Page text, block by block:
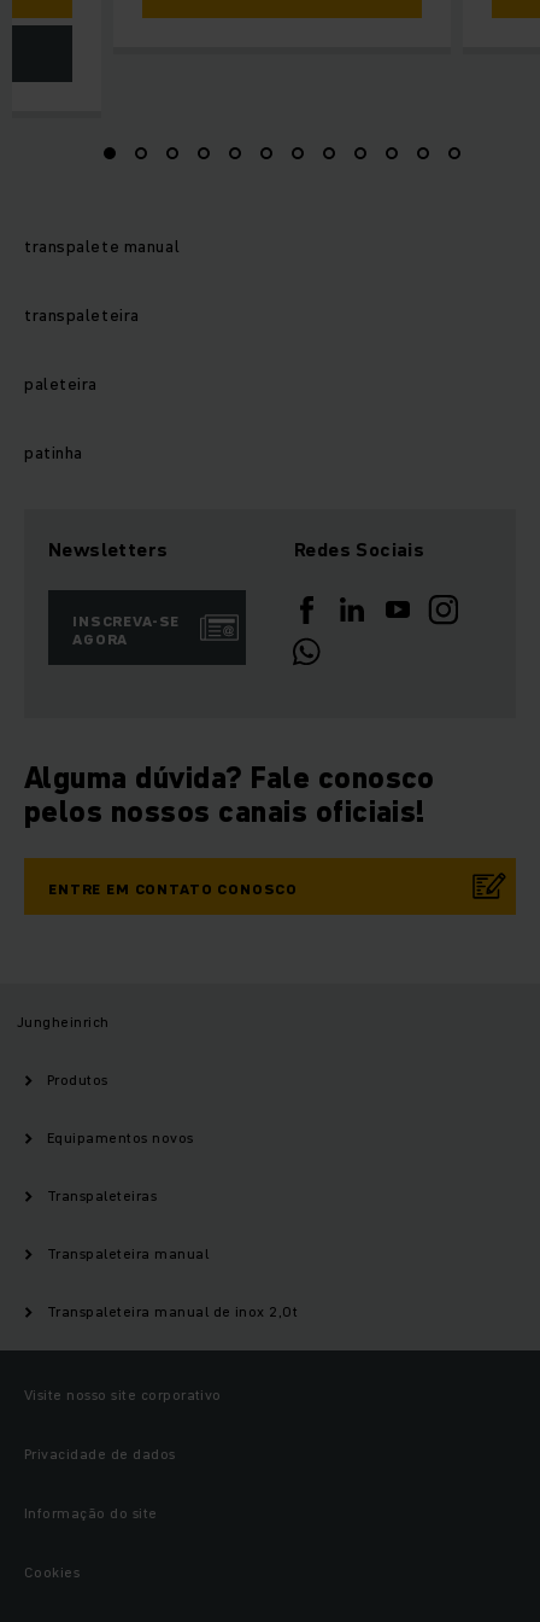
transpalete manual
transpaleteira
paleteira
patinha
Newsletters
INSCREVA-SE
AGORA
Redes Sociais
Alguma dúvida? Fale conosco
pelos nossos canais oficiais!
ENTRE EM CONTATO CONOSCO
Jungheinrich
Produtos
Equipamentos novos
Transpaleteiras
Transpaleteira manual
Transpaleteira manual de inox 2,0t
Visite nosso site corporativo
Privacidade de dados
Informação do site
Cookies